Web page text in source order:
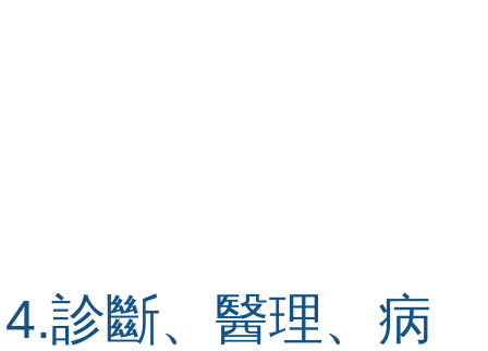
4.診斷、醫理、病